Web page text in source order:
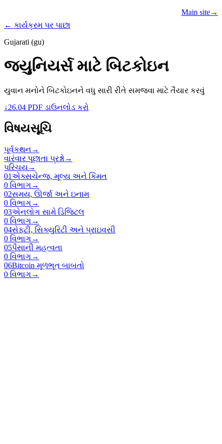
Main site→
← કાર્યક્રમ પર પાછા
Gujarati (gu)
જ્યુનિયર્સ માટે બિટકોઇન
યુવાન મનોને બિટકોઇનને વધુ સારી રીતે સમજવા માટે તૈયાર કરવું
↓26.04 PDF ડાઉનલોડ કરો
વિષયસૂચિ
પૂર્વકથન→
વારંવાર પૂછાતા પ્રશ્નો→
પરિચય→
01એક્સચેન્જ, મૂલ્ય અને કિંમત
0 વિભાગ →
02સમય, ઊર્જા અને ઇનામ
0 વિભાગ →
03એનલોગ સામે ડિજિટલ
0 વિભાગ →
04સેફ્ટી, સિક્યુરિટી અને પ્રાઇવસી
0 વિભાગ →
05પૈસાની મહત્વતા
0 વિભાગ →
06Bitcoin મૂળભૂત બાબતો
0 વિભાગ →